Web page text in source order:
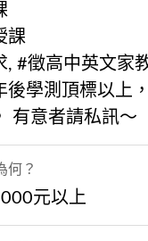
課
, #徵高中英文家
後學測頂標以上
有意者請私訊～
何？
元以上